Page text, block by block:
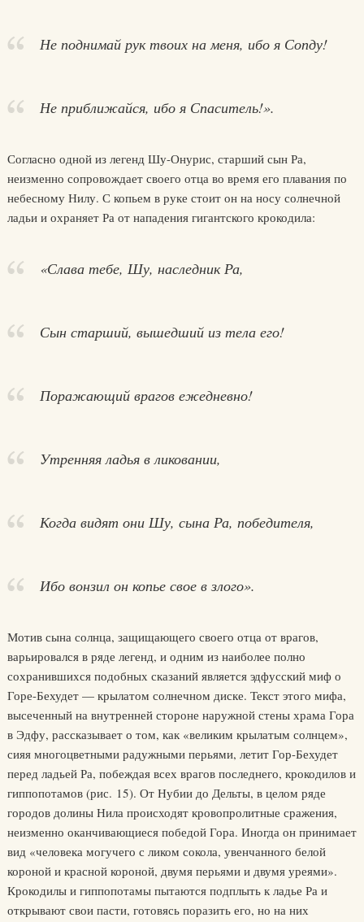
Не поднимай рук твоих на меня, ибо я Сопду!
Не приближайся, ибо я Спаситель!».
Согласно одной из легенд Шу-Онурис, старший сын Ра,
неизменно сопровождает своего отца во время его плавания по
небесному Нилу. С копьем в руке стоит он на носу солнечной
ладьи и охраняет Ра от нападения гигантского крокодила:
«Слава тебе, Шу, наследник Ра,
Сын старший, вышедший из тела его!
Поражающий врагов ежедневно!
Утренняя ладья в ликовании,
Когда видят они Шу, сына Ра, победителя,
Ибо вонзил он копье свое в злого».
Мотив сына солнца, защищающего своего отца от врагов,
варьировался в ряде легенд, и одним из наиболее полно
сохранившихся подобных сказаний является эдфусский миф о
Горе-Бехудет — крылатом солнечном диске. Текст этого мифа,
высеченный на внутренней стороне наружной стены храма Гора
в Эдфу, рассказывает о том, как «великим крылатым солнцем»,
сияя многоцветными радужными перьями, летит Гор-Бехудет
перед ладьей Ра, побеждая всех врагов последнего, крокодилов и
гиппопотамов (рис. 15). От Нубии до Дельты, в целом ряде
городов долины Нила происходят кровопролитные сражения,
неизменно оканчивающиеся победой Гора. Иногда он принимает
вид «человека могучего с ликом сокола, увенчанного белой
короной и красной короной, двумя перьями и двумя уреями».
Крокодилы и гиппопотамы пытаются подплыть к ладье Ра и
открывают свои пасти, готовясь поразить его, но на них